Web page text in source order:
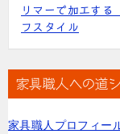
リマーで加工する
フスタイル
家具職人への道
家具職人プロフィー